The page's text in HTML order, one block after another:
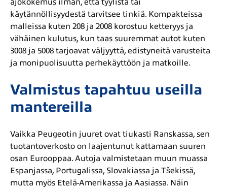
ajokokemus ilman, että tyylistä tai
käytännöllisyydestä tarvitsee tinkiä. Kompakteissa
malleissa kuten 208 ja 2008 korostuu ketteryys ja
vähäinen kulutus, kun taas suuremmat autot kuten
3008 ja 5008 tarjoavat väljyyttä, edistyneitä varusteita
ja monipuolisuutta perhekäyttöön ja matkoille.
Valmistus tapahtuu useilla
mantereilla
Vaikka Peugeotin juuret ovat tiukasti Ranskassa, sen
tuotantoverkosto on laajentunut kattamaan suuren
osan Eurooppaa. Autoja valmistetaan muun muassa
Espanjassa, Portugalissa, Slovakiassa ja Tšekissä,
mutta myös Etelä-Amerikassa ja Aasiassa. Näin